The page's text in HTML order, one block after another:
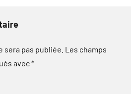
sera pas publiée. Les champs
avec*